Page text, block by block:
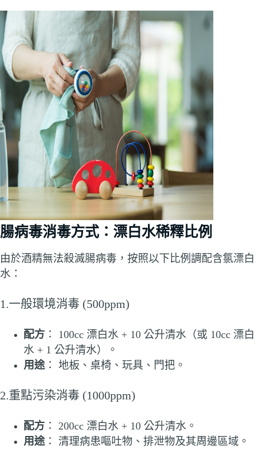
腸病毒消毒方式：漂白水稀釋比例
由於酒精無法殺滅腸病毒，按照以下比例調配含氯漂白
水：
1.一般環境消毒 (500ppm)
配方 ： 100cc 漂白水 + 10 公升清水（或 10cc 漂白
水 + 1 公升清水）。
用途 ： 地板、桌椅、玩具、門把。
2.重點污染消毒 (1000ppm)
配方 ： 200cc 漂白水 + 10 公升清水。
用途 ： 清理病患嘔吐物、排泄物及其周邊區域。